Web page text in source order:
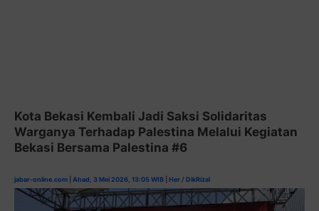
Kota Bekasi Kembali Jadi Saksi Solidaritas
Warganya Terhadap Palestina Melalui Kegiatan
Bekasi Bersama Palestina #6
jabar-online.com Ahad, 3 Mei 2026, 13:05 WIB Her / DikRizal